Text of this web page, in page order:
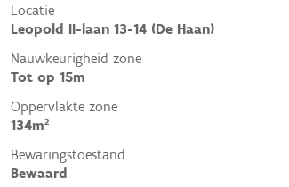
Locatie
Leopold II-laan 13-14 (De Haan)
Nauwkeurigheid zone
Tot op 15m
Oppervlakte zone
134m²
Bewaringstoestand
Bewaard